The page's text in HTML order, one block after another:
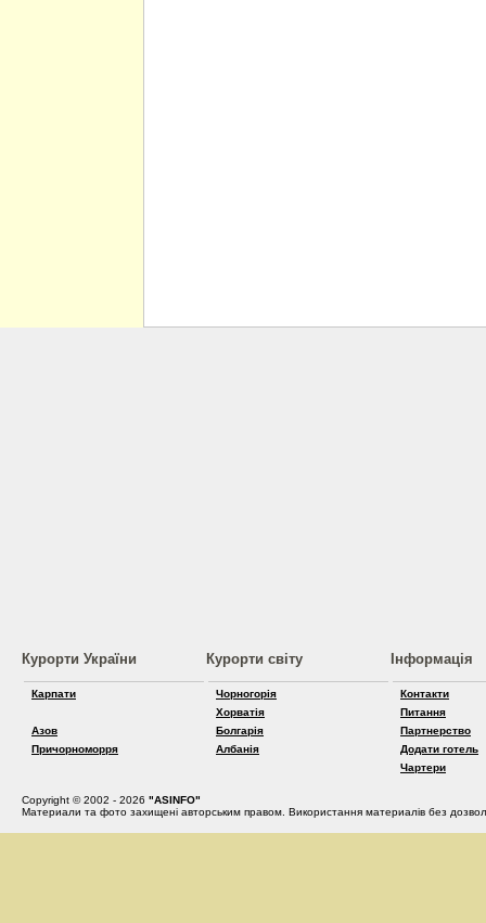
Курорти України
Карпати
Азов
Причорноморря
Курорти світу
Чорногорія
Хорватія
Болгарія
Албанія
Інформація
Контакти
Питання
Партнерство
Додати готель
Чартери
Copyright © 2002 - 2026 "ASINFO"
Материали та фото захищені авторським правом. Використання материалів без